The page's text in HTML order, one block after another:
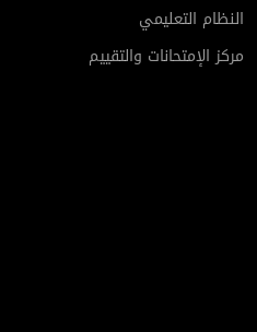
النظام التعليمي
مركز الإمتحانات والتقييم